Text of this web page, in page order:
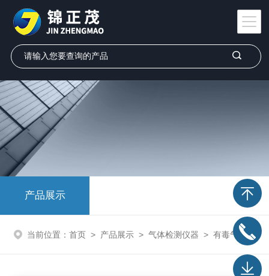
产品展示
当前位置： 首页 > 产品展示 > 气体检测仪器 > 有毒气体检测仪